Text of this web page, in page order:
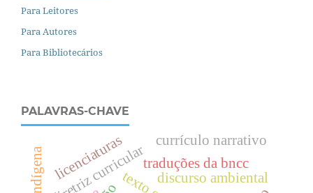
Para Leitores
Para Autores
Para Bibliotecários
PALAVRAS-CHAVE
diretriz curricular discurso ambiental
licenciaturas traduções da bncc
currículo narrativo